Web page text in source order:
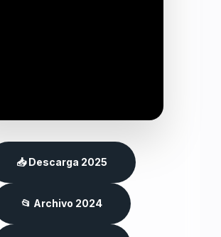
📥 Descarga 2025
📂 Archivo 2024